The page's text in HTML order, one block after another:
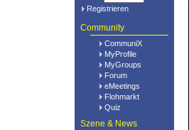
Registrieren
Community
CommuniX
MyProfile
MyGroups
Forum
eMeetings
Flohmarkt
Quiz
Szene & News